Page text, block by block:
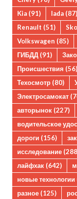
Kia (91) lada (87)
Renault (51)
Volkswagen (85)
ГИБДД (91)
Происшествия (56)
Техосмотр (80)
Электросамокат
авторынок (227)
водительское
дороги (156)
исследование
лайфхак (642)
новые технологии
разное (125)